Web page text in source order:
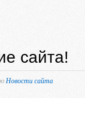
сайта!
Новости сайта